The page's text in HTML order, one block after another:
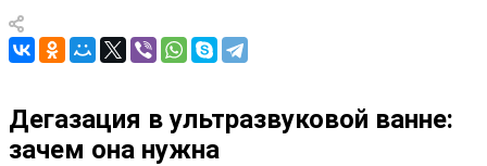
Дегазация в ультразвуковой ванне:
зачем она нужна